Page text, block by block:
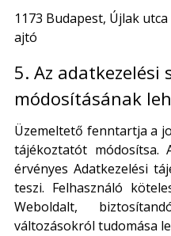
1173 Budapest, Újlak utca
ajtó
5. Az adatkezelési
módosításának
Üzemeltető fenntartja a
tájékoztatót módosítsa.
érvényes Adatkezelési
teszi. Felhasználó
Weboldalt,
változásokról tudomása